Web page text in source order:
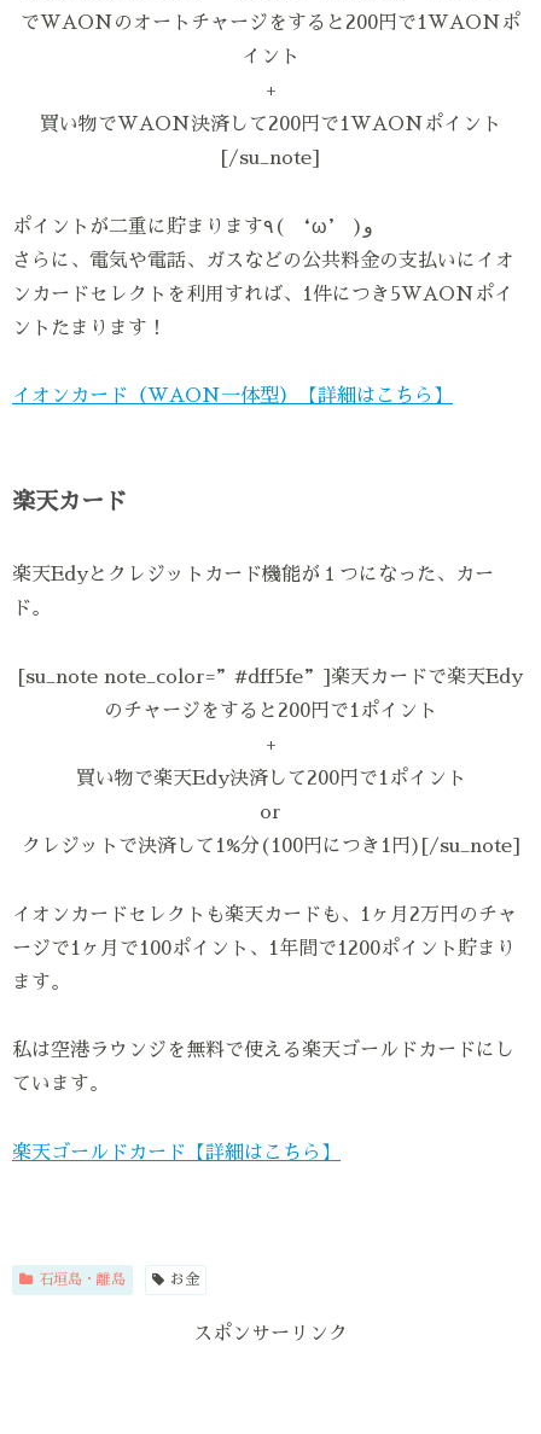
でWAONのオートチャージをすると200円で1WAONポ
イント
+
買い物でWAON決済して200円で1WAONポイント
[/su_note]
ポイントが二重に貯まります٩( ‘ω’ )و
さらに、電気や電話、ガスなどの公共料金の支払いにイオ
ンカードセレクトを利用すれば、1件につき5WAONポイ
ントたまります！
イオンカード（WAON一体型）【詳細はこちら】
楽天カード
楽天Edyとクレジットカード機能が１つになった、カー
ド。
[su_note note_color=”#dff5fe”]楽天カードで楽天Edy
のチャージをすると200円で1ポイント
+
買い物で楽天Edy決済して200円で1ポイント
or
クレジットで決済して1%分(100円につき1円)[/su_note]
イオンカードセレクトも楽天カードも、1ヶ月2万円のチャ
ージで1ヶ月で100ポイント、1年間で1200ポイント貯まり
ます。
私は空港ラウンジを無料で使える楽天ゴールドカードにし
ています。
楽天ゴールドカード【詳細はこちら】
石垣島・離島 お金
スポンサーリンク